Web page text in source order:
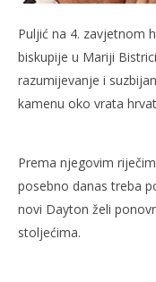
12.
listopada
2009.
Puljić na 4. zavjetnom
biskupije u Mariji
razumijevanje i
kamenu oko vrata
Prema njegovim
posebno danas treba
novi Dayton želi
stoljećima.